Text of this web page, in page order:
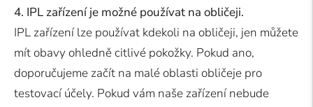
4. IPL zařízení je možné používat na obličeji.
IPL zařízení lze používat kdekoli na obličeji, jen můžete
mít obavy ohledně citlivé pokožky. Pokud ano,
doporučujeme začít na malé oblasti obličeje pro
testovací účely. Pokud vám naše zařízení nebude